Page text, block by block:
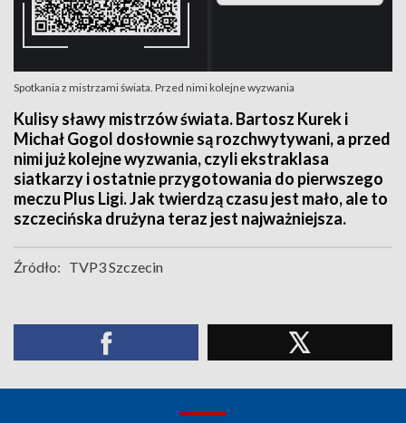
Spotkania z mistrzami świata. Przed nimi kolejne wyzwania
Kulisy sławy mistrzów świata. Bartosz Kurek i
Michał Gogol dosłownie są rozchwytywani, a przed
nimi już kolejne wyzwania, czyli ekstraklasa
siatkarzy i ostatnie przygotowania do pierwszego
meczu Plus Ligi. Jak twierdzą czasu jest mało, ale to
szczecińska drużyna teraz jest najważniejsza.
Źródło: TVP3 Szczecin